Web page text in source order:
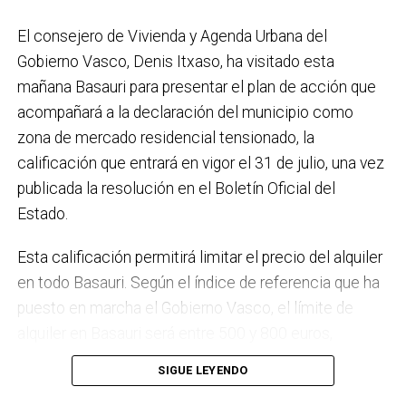
régimen de autoconsumo, que hacen de Basauri un
municipio más sostenible y preparado para el futuro.
En ese sentido, estamos trabajando en acciones de
clima y energía, entre las que destacan el diseño de
una red de refugios climáticos, junto con un Plan de
Actuación ante Episodios de Altas Temperaturas,
como las que recientemente hemos sufrido.
proyecto de lanueva haurreskola que se construirá en
Sarratu, junto a Arizko Ikastola, y que es una apuesta
por la educación pública y un elemento más de apoyo
el trabajo que desarrollamos en igualdad, con una
intensificación en la sensibilización respecto a la
El consejero de Vivienda y Agenda Urbana del
Gobierno Vasco, Denis Itxaso, ha visitado esta
mañana Basauri para presentar el plan de acción que
acompañará a la declaración del municipio como
zona de mercado residencial tensionado, la
calificación que entrará en vigor el 31 de julio, una vez
publicada la resolución en el Boletín Oficial del
Estado.
Esta calificación permitirá limitar el precio del alquiler
en todo Basauri. Según el índice de referencia que ha
puesto en marcha el Gobierno Vasco, el límite de
dependiendo de la zona y de las características de la
vivienda. Los interesados pueden consultar el límite
SIGUE LEYENDO